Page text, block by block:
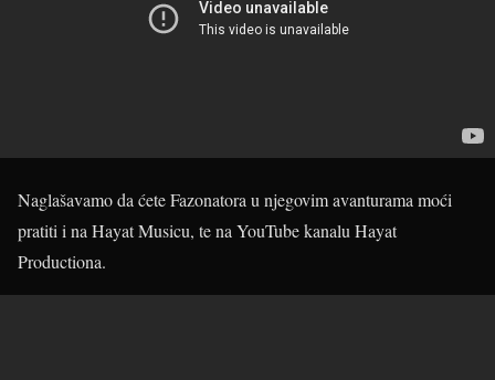
Naglašavamo da ćete Fazonatora u njegovim avanturama moći
pratiti i na Hayat Musicu, te na YouTube kanalu Hayat
Productiona.